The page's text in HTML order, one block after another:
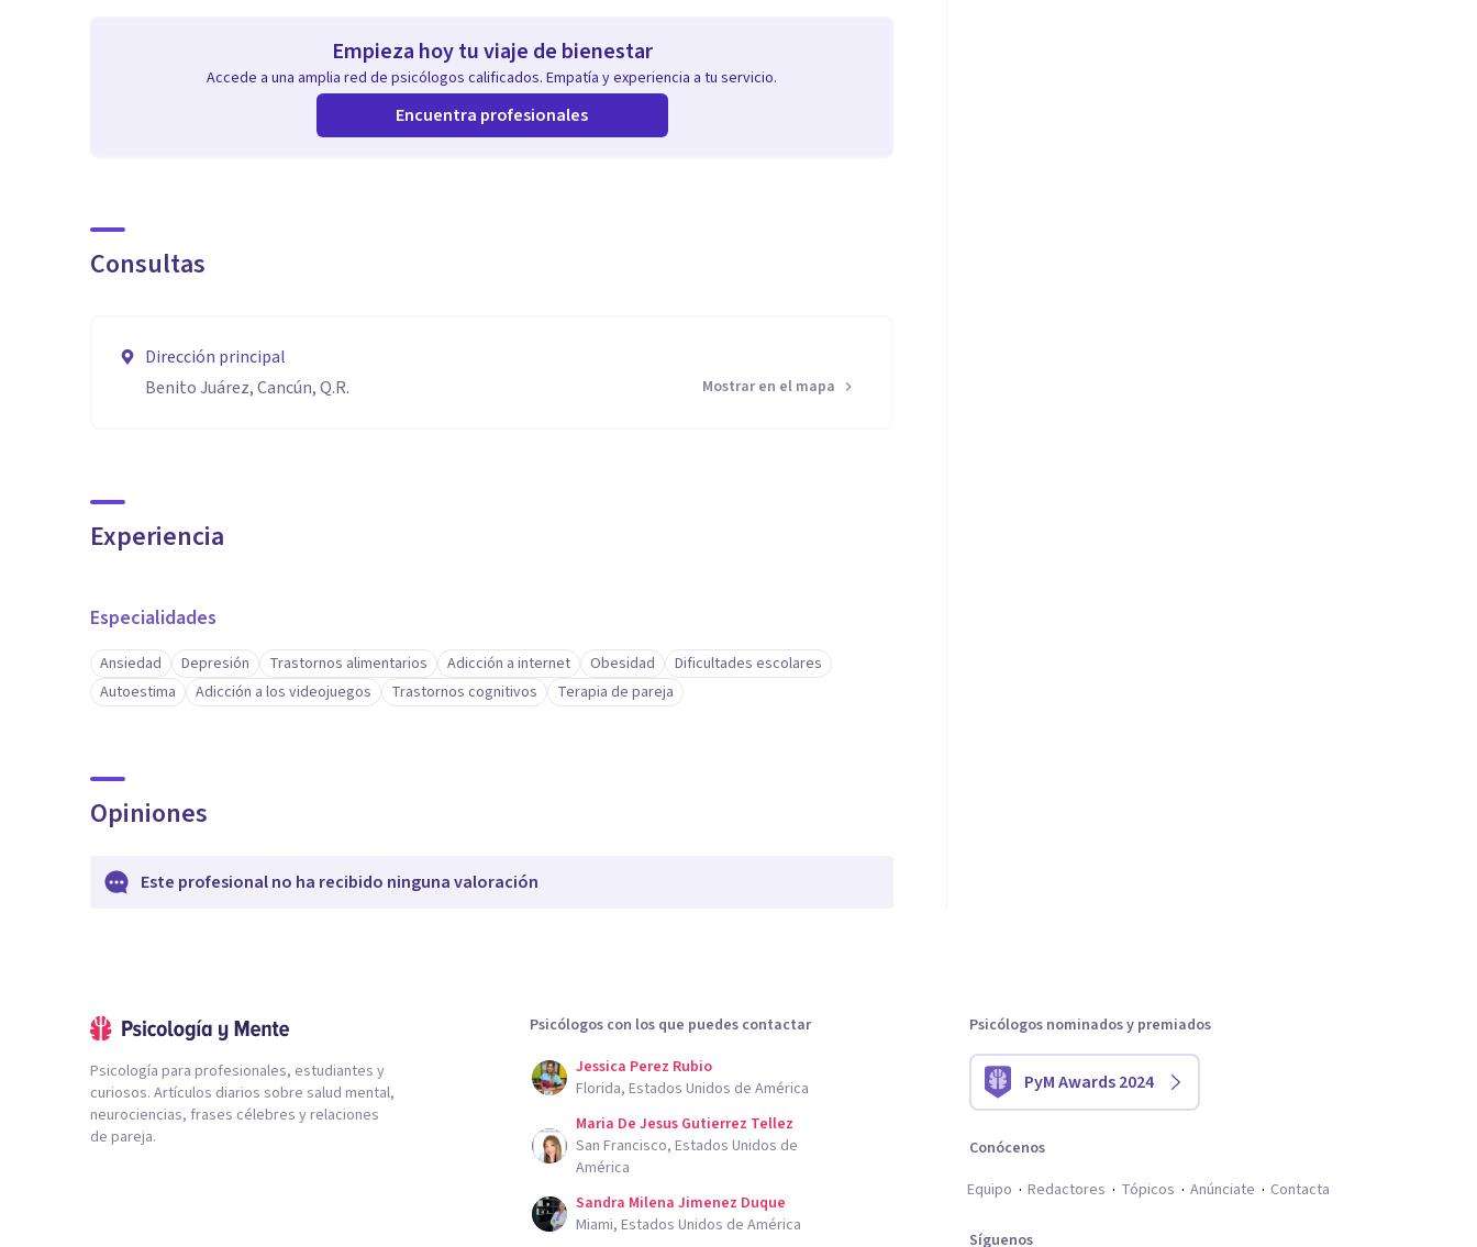
Empieza hoy tu viaje de bienestar
Accede a una amplia red de psicólogos calificados. Empatía y experiencia a tu servicio.
Encuentra profesionales
Consultas
Dirección principal
Benito Juárez, Cancún, Q.R.
Mostrar en el mapa
Experiencia
Especialidades
Ansiedad Depresión Trastornos alimentarios Adicción a internet Obesidad
Dificultades escolares
Autoestima
Adicción a los videojuegos Trastornos cognitivos Terapia de pareja
Opiniones
Este profesional no ha recibido ninguna valoración
Psicología para profesionales, estudiantes y
curiosos. Artículos diarios sobre salud mental,
neurociencias, frases célebres y relaciones
de pareja.
Psicólogos con los que puedes contactar
Jessica Perez Rubio
Florida, Estados Unidos de América
Maria De Jesus Gutierrez Tellez
San Francisco, Estados Unidos de
América
Sandra Milena Jimenez Duque
Miami, Estados Unidos de América
Psicólogos nominados y premiados
PyM Awards 2024
Conócenos
Equipo
Redactores Tópicos Anúnciate Contacta
Síguenos